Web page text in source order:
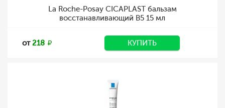
La Roche-Posay CICAPLAST бальзам
восстанавливающий B5 15 мл
от218 КУПИТЬ